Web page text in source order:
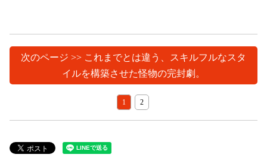
次のページ >> これまでとは違う、スキルフルなスタ
イルを構築させた怪物の完封劇。
1 2